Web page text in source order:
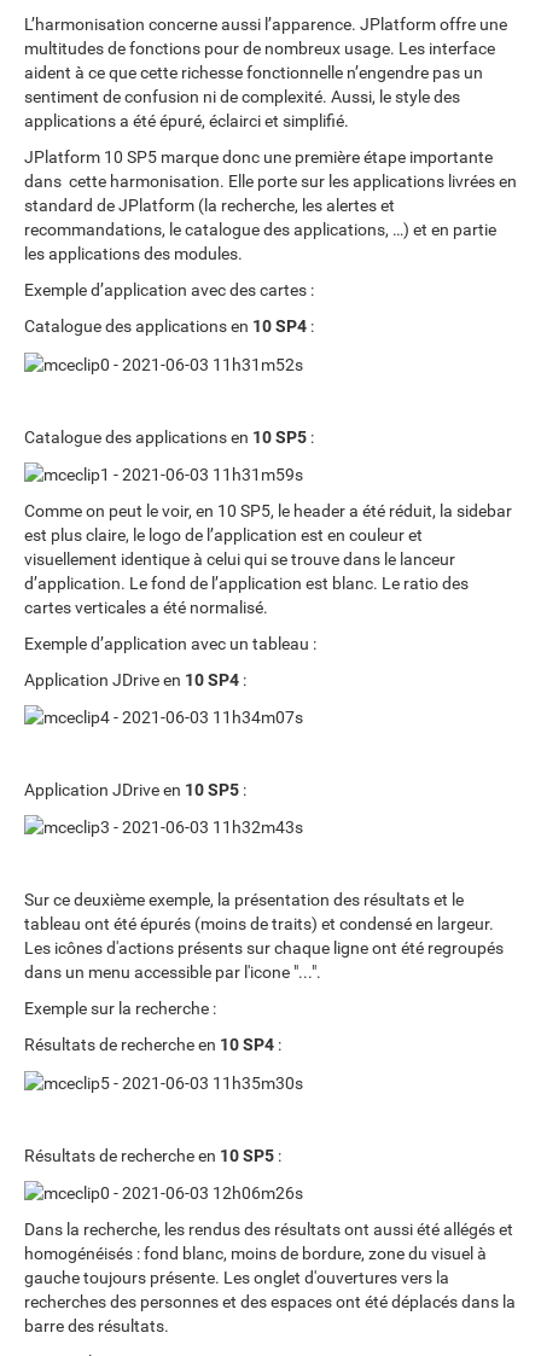
L’harmonisation concerne aussi l’apparence. JPlatform offre une
multitudes de fonctions pour de nombreux usage. Les interface
aident à ce que cette richesse fonctionnelle n’engendre pas un
sentiment de confusion ni de complexité. Aussi, le style des
applications a été épuré, éclairci et simplifié.
JPlatform 10 SP5 marque donc une première étape importante
dans cette harmonisation. Elle porte sur les applications livrées en
standard de JPlatform (la recherche, les alertes et
recommandations, le catalogue des applications, …) et en partie
les applications des modules.
Exemple d’application avec des cartes :
Catalogue des applications en 10 SP4 :
Catalogue des applications en 10 SP5 :
Comme on peut le voir, en 10 SP5, le header a été réduit, la sidebar
est plus claire, le logo de l’application est en couleur et
visuellement identique à celui qui se trouve dans le lanceur
d’application. Le fond de l’application est blanc. Le ratio des
cartes verticales a été normalisé.
Exemple d’application avec un tableau :
Application JDrive en 10 SP4 :
Application JDrive en 10 SP5 :
Sur ce deuxième exemple, la présentation des résultats et le
tableau ont été épurés (moins de traits) et condensé en largeur.
Les icônes d'actions présents sur chaque ligne ont été regroupés
dans un menu accessible par l'icone "...".
Exemple sur la recherche :
Résultats de recherche en 10 SP4 :
Résultats de recherche en 10 SP5 :
Dans la recherche, les rendus des résultats ont aussi été allégés et
homogénéisés : fond blanc, moins de bordure, zone du visuel à
gauche toujours présente. Les onglet d'ouvertures vers la
recherches des personnes et des espaces ont été déplacés dans la
barre des résultats.